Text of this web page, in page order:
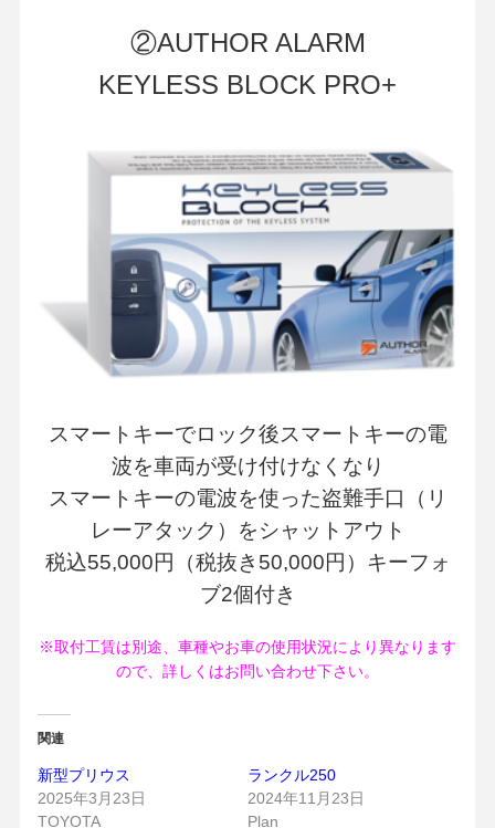
②AUTHOR ALARM
KEYLESS BLOCK PRO+
スマートキーでロック後スマートキーの電
波を車両が受け付けなくなり
スマートキーの電波を使った盗難手口（リ
レーアタック）をシャットアウト
税込55,000円（税抜き50,000円）キーフォ
ブ2個付き
※取付工賃は別途、車種やお車の使用状況により異なります
ので、詳しくはお問い合わせ下さい。
関連
新型プリウス
2025年3月23日
TOYOTA
ランクル250
2024年11月23日
Plan